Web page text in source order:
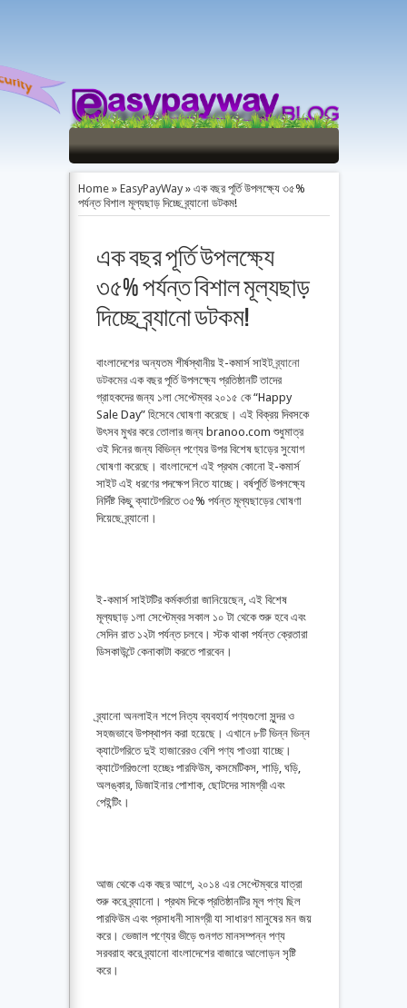
Home» EasyPayWay» এক বছর পূর্তি উপলক্ষ্যে ৩৫%
পর্যন্ত বিশাল মূল্যছাড় দিচ্ছে ব্র্যানো ডটকম!
এক বছর পূর্তি উপলক্ষ্যে
৩৫% পর্যন্ত বিশাল মূল্যছাড়
দিচ্ছে ব্র্যানো ডটকম!
বাংলাদেশের অন্যতম শীর্ষস্থানীয় ই-কমার্স সাইটব্র্যানো
ডটকমেরএক বছর পূর্তি উপলক্ষ্যে প্রতিষ্ঠানটি তাদের
গ্রাহকদের জন্য ১লা সেপ্টেম্বর ২০১৫ কে “Happy
Sale Day” হিসেবে ঘোষণা করেছে। এই বিক্রয় দিবসকে
উৎসব মুখর করে তোলার জন্য branoo.com শুধুমাত্র
ওই দিনের জন্য বিভিন্ন পণ্যের উপর বিশেষ ছাড়ের সুযোগ
ঘোষণা করেছে। বাংলাদেশে এই প্রথম কোনো ই-কমার্স
সাইট এই ধরণের পদক্ষেপ নিতে যাচ্ছে। বর্ষপূর্তি উপলক্ষ্যে
নির্দিষ্ট কিছু ক্যাটেগরিতে ৩৫% পর্যন্ত মূল্যছাড়ের ঘোষণা
দিয়েছে ব্র্যানো।
ই-কমার্স সাইটটির কর্মকর্তারা জানিয়েছেন, এই বিশেষ
মূল্যছাড় ১লা সেপ্টেম্বর সকাল ১০ টা থেকে শুরু হবে এবং
সেদিন রাত ১২টা পর্যন্ত চলবে। স্টক থাকা পর্যন্ত ক্রেতারা
ডিসকাউন্টে কেনাকাটা করতে পারবেন।
ব্র্যানো অনলাইন শপে নিত্য ব্যবহার্য পণ্যগুলো সুন্দর ও
সহজভাবে উপস্থাপন করা হয়েছে। এখানে ৮টি ভিন্ন ভিন্ন
ক্যাটেগরিতে দুই হাজারেরও বেশি পণ্য পাওয়া যাচ্ছে।
ক্যাটেগরিগুলো হচ্ছেঃ পারফিউম, কসমেটিকস, শাড়ি, ঘড়ি,
অলঙ্কার, ডিজাইনার পোশাক, ছোটদের সামগ্রী এবং
পেইন্টিং।
আজ থেকে এক বছর আগে, ২০১৪ এর সেপ্টেম্বরে যাত্রা
শুরু করে ব্র্যানো। প্রথম দিকে প্রতিষ্ঠানটির মূল পণ্য ছিল
পারফিউম এবং প্রসাধনী সামগ্রী যা সাধারণ মানুষের মন জয়
করে। ভেজাল পণ্যের ভীড়ে গুনগত মানসম্পন্ন পণ্য
সরবরাহ করে ব্র্যানো বাংলাদেশের বাজারে আলোড়ন সৃষ্টি
করে।